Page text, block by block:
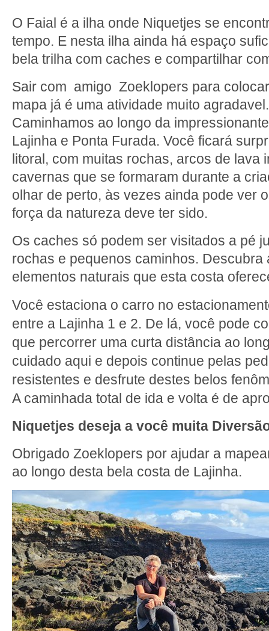
O Faial é a ilha onde Niquetjes se
tempo. E nesta ilha ainda há espaço
bela trilha com caches e compartilhar
Sair com amigo Zoeklopers para
mapa já é uma atividade muito agradavel.
Caminhamos ao longo da
Lajinha e Ponta Furada. Você ficará
litoral, com muitas rochas, arcos de lava
cavernas que se formaram durante a
olhar de perto, às vezes ainda pode ver
força da natureza deve ter sido.
Os caches só podem ser visitados a pé
rochas e pequenos caminhos. Descubra
elementos naturais que esta costa
Você estaciona o carro no
entre a Lajinha 1 e 2. De lá, você pode
que percorrer uma curta distância ao
cuidado aqui e depois continue pelas
resistentes e desfrute destes belos
A caminhada total de ida e volta é de
Niquetjes deseja a você muita
Obrigado Zoeklopers por ajudar a
ao longo desta bela costa de Lajinha.